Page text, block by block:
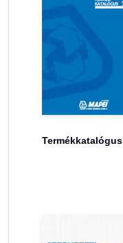
Termékkatalógus